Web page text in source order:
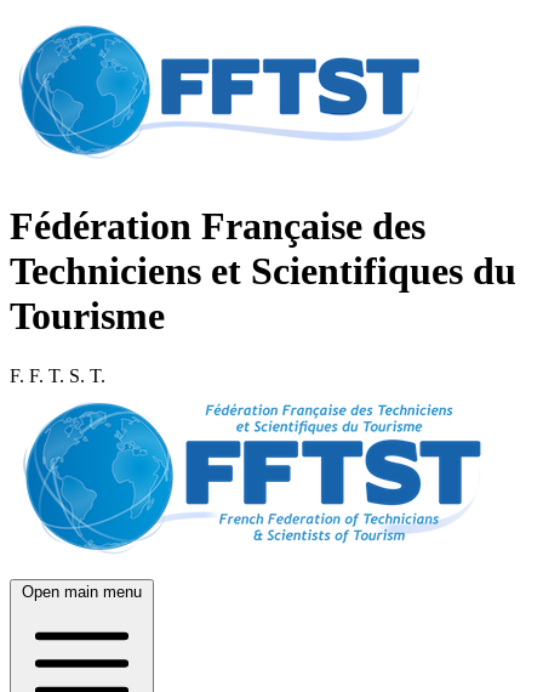
Fédération Française des
Techniciens et Scientifiques du
Tourisme
F. F. T. S. T.
Open main menu